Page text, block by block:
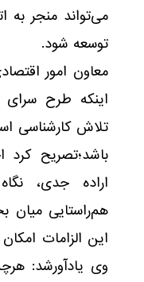
می‌تواند منجر به
توسعه شود.
معاون امور
اینکه طرح
تلاش کارشناسی
باشد؛تصریح کرد
اراده جدی،
هم‌راستایی
این الزامات
وی یادآورشد: